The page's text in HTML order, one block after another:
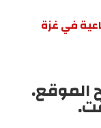
في غزة
الموقع.